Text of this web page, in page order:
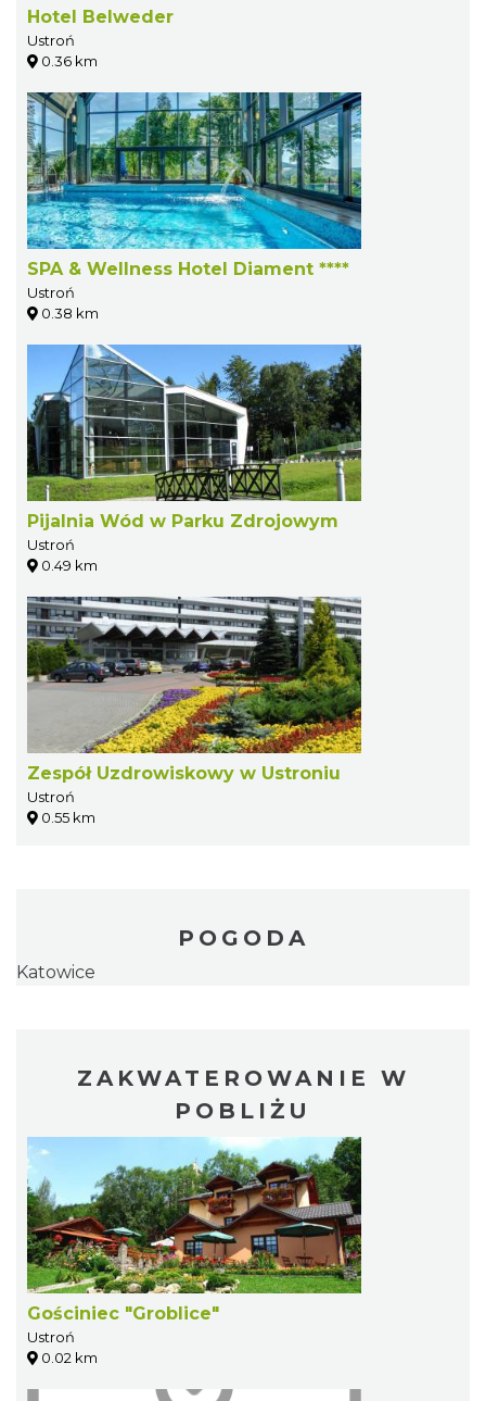
Hotel Belweder
Ustroń
0.36 km
SPA & Wellness Hotel Diament ****
Ustroń
0.38 km
Pijalnia Wód w Parku Zdrojowym
Ustroń
0.49 km
Zespół Uzdrowiskowy w Ustroniu
Ustroń
0.55 km
POGODA
Katowice
ZAKWATEROWANIE W
POBLIŻU
Gościniec "Groblice"
Ustroń
0.02 km